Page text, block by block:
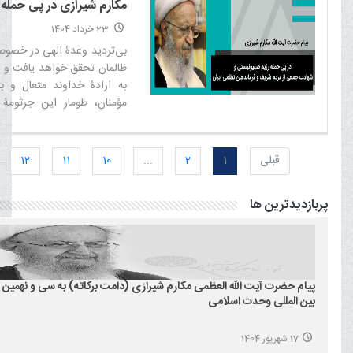
مکارم شیرازی در پی
صهیونیستی و شهادت
مردم شریف و
ایران
23 خرداد 1404
بی‌تردید وعدۀ الهی در
ظالمان تحقق خواهد یافت و
به ارادۀ خداوند متعال و
مؤمنان، طومار این
خواهد شد.‌
قبلی
1
2
...
10
11
12
پربازدیدترین ها
پیام حضرت آیت الله العظمی مکارم شیرازی (دامت برکاته) به سی و
بین المللی وحدت اسلامی
17 شهریور 1404